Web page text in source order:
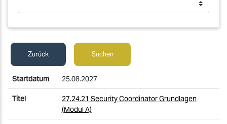
Zurück Suchen
25.08.2027
27.24.21 Security Coordinator Grundlagen
(Modul A)